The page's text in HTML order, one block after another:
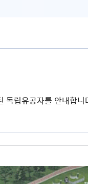
독립유공자를 안내합니